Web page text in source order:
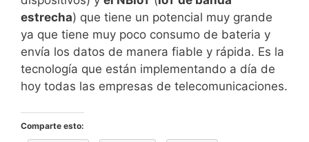
estrecha) que tiene un potencial muy grande
ya que tiene muy poco consumo de bateria y
envía los datos de manera fiable y rápida. Es la
tecnología que están implementando a día de
hoy todas las empresas de telecomunicaciones.
Comparte esto: